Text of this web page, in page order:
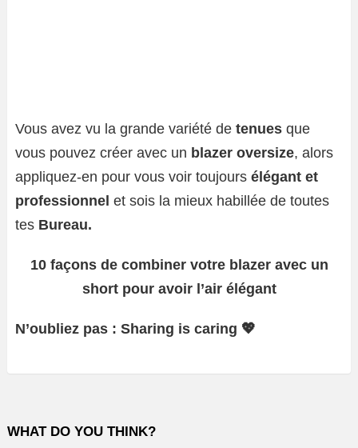
Vous avez vu la grande variété de tenues que
vous pouvez créer avec un blazer oversize, alors
appliquez-en pour vous voir toujours élégant et
professionnel et sois la mieux habillée de toutes
tes Bureau.
10 façons de combiner votre blazer avec un
short pour avoir l’air élégant
N’oubliez pas : Sharing is caring 💖
WHAT DO YOU THINK?